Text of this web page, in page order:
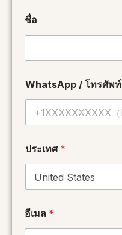
ชื่อ
WhatsApp / โทรศัพท์
ประเทศ *
โ
ท
อีเมล *